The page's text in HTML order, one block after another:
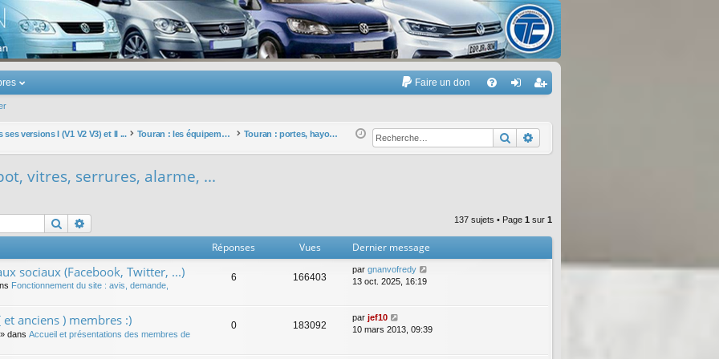
Touran
Faire un don
Q ne
xi
nr
eg
r
versions I (V1 V2 V3) et II ... Touran : les équipements électriques et électroniques Touran : portes, hayon, capot, vitres, serrures, alarme, ... Rechercher
vitres, serrures, alarme, ...
Rechercher 137 sujets • Page 1 sur 1
Réponses Vues Dernier message
sociaux (Facebook, Twitter, ...)
Fonctionnement du site : avis, demande,
6 166403
par gnanvofredy
13 oct. 2025, 16:19
anciens ) membres :)
» dans Accueil et présentations des membres de
0 183092
par jef10
10 mars 2013, 09:39